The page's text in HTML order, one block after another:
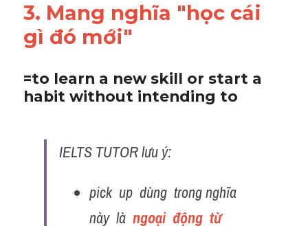
3. Mang nghĩa "học cái
gì đó mới"
=to learn a new skill or start a
habit without intending to
IELTS TUTOR lưu ý:
pick  up  dùng  trong nghĩa
này  là ngoại  động  từ